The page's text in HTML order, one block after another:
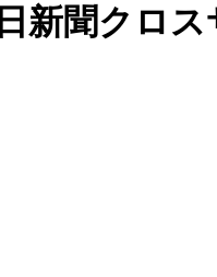
日新聞クロ